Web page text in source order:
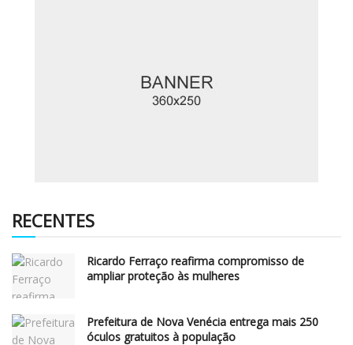
RECENTES
Ricardo Ferraço reafirma compromisso de
ampliar proteção às mulheres
Prefeitura de Nova Venécia entrega mais 250
óculos gratuitos à população